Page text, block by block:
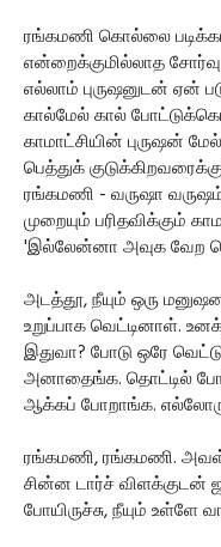
ரங்கமணி கொல்லை
என்றைக்குமில்லாத
எல்லாம் புருஷனுடன் ஏன்
கால்மேல் கால்
காமாட்சியின் புருஷன்
பெத்துக்
ரங்கமணி - வருஷா
முறையும் பரிதவிக்கும்
'இல்லேன்னா அவுக வேற
அடத்தூ, நீயும் ஒரு
உறுப்பாக வெட்டினாள்.
இதுவா? போடு ஒரே
அனாதைங்க. தொட்டில்
ஆக்கப் போறாங்க.
ரங்கமணி, ரங்கமணி. அவள்
சின்ன டார்ச் விளக்குடன்
போயிருச்சு, நீயும் உள்ளே